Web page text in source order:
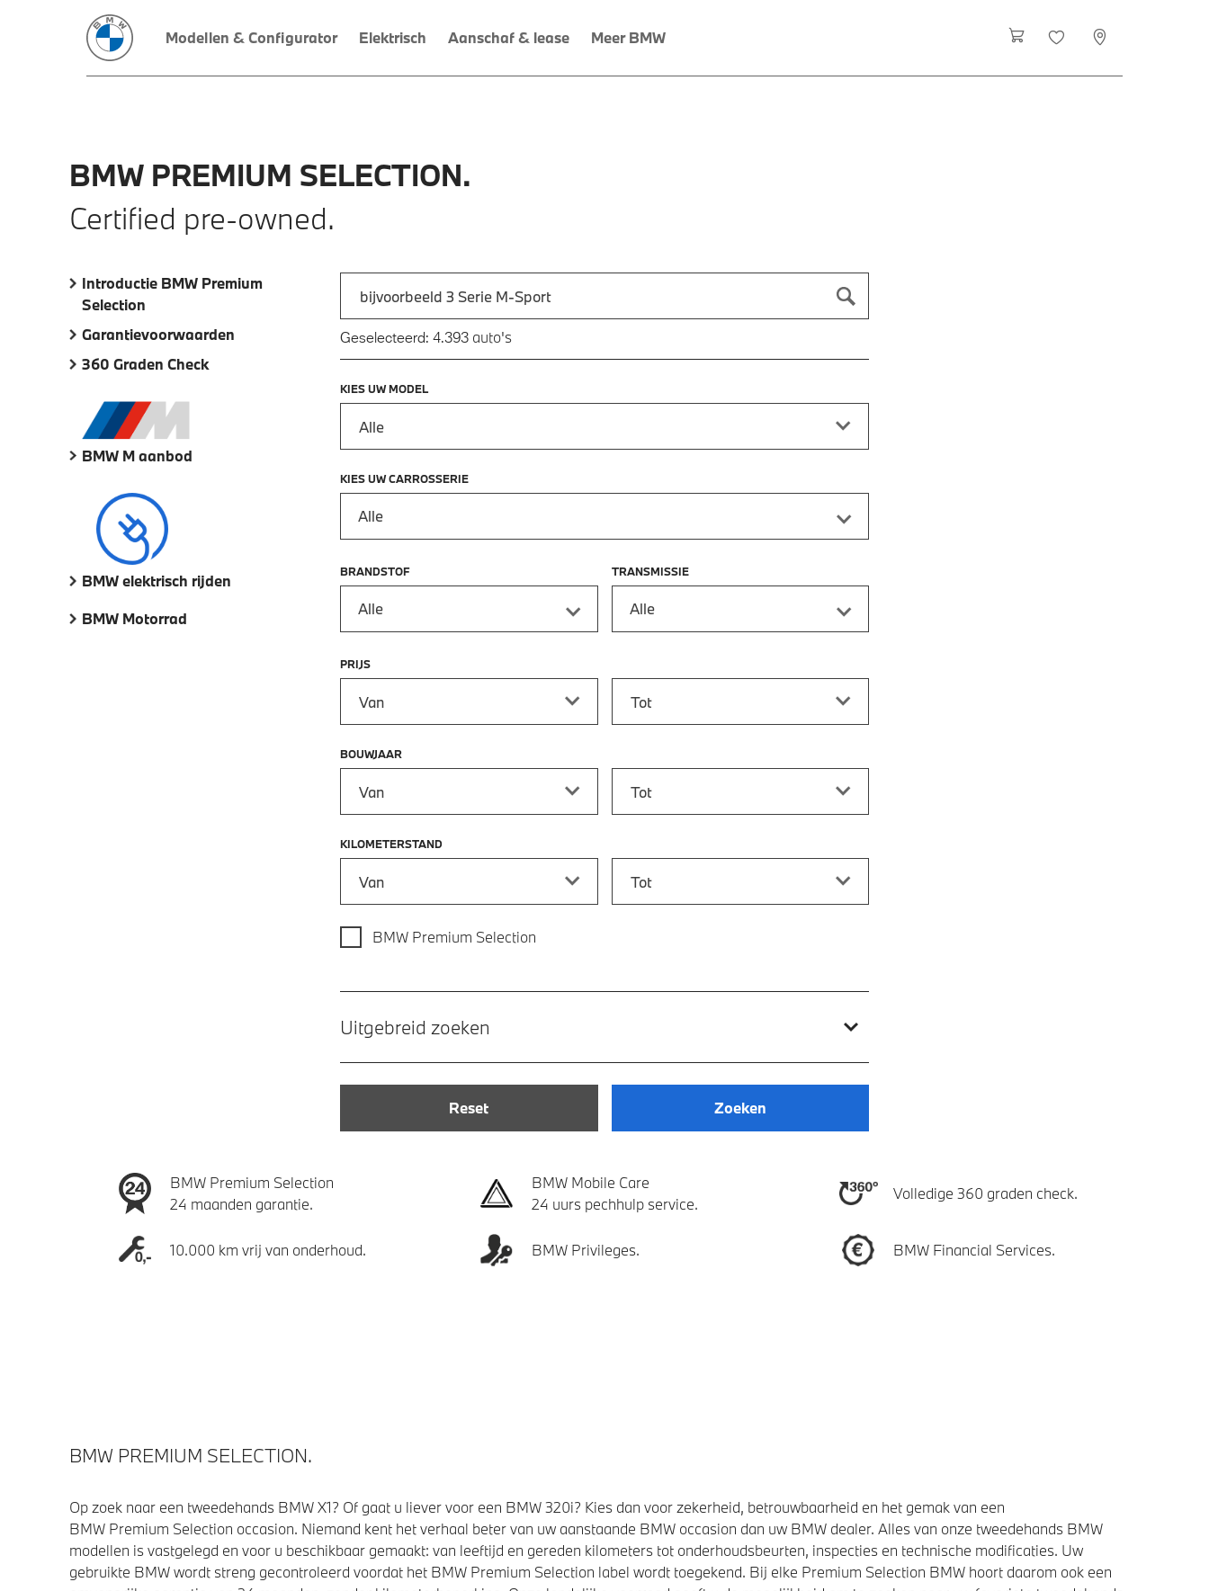
Modellen & Configurator Elektrisch Aanschaf & lease Meer BMW
BMW PREMIUM SELECTION.
Certified pre-owned.
Introductie BMW Premium
Selection
Garantievoorwaarden
360 Graden Check
BMW M aanbod
BMW elektrisch rijden
BMW Motorrad
Typ een automodel in en druk op enter om te zoeken
Geselecteerd: 4.393 auto's
KIES UW MODEL
KIES UW CARROSSERIE
Alle
BRANDSTOF
Alle
TRANSMISSIE
Alle
PRIJS
BOUWJAAR
KILOMETERSTAND
BMW Premium Selection
Uitgebreid zoeken
Reset Zoeken
BMW Premium Selection
24 maanden garantie.
BMW Mobile Care
24 uurs pechhulp service.
Volledige 360 graden check.
10.000 km vrij van onderhoud. BMW Privileges. BMW Financial Services.
BMW PREMIUM SELECTION.
Op zoek naar een tweedehands BMW X1? Of gaat u liever voor een BMW 320i? Kies dan voor zekerheid, betrouwbaarheid en het gemak van een
BMW Premium Selection occasion. Niemand kent het verhaal beter van uw aanstaande BMW occasion dan uw BMW dealer. Alles van onze tweedehands BMW
modellen is vastgelegd en voor u beschikbaar gemaakt: van leeftijd en gereden kilometers tot onderhoudsbeurten, inspecties en technische modificaties. Uw
gebruikte BMW wordt streng gecontroleerd voordat het BMW Premium Selection label wordt toegekend. Bij elke Premium Selection BMW hoort daarom ook een